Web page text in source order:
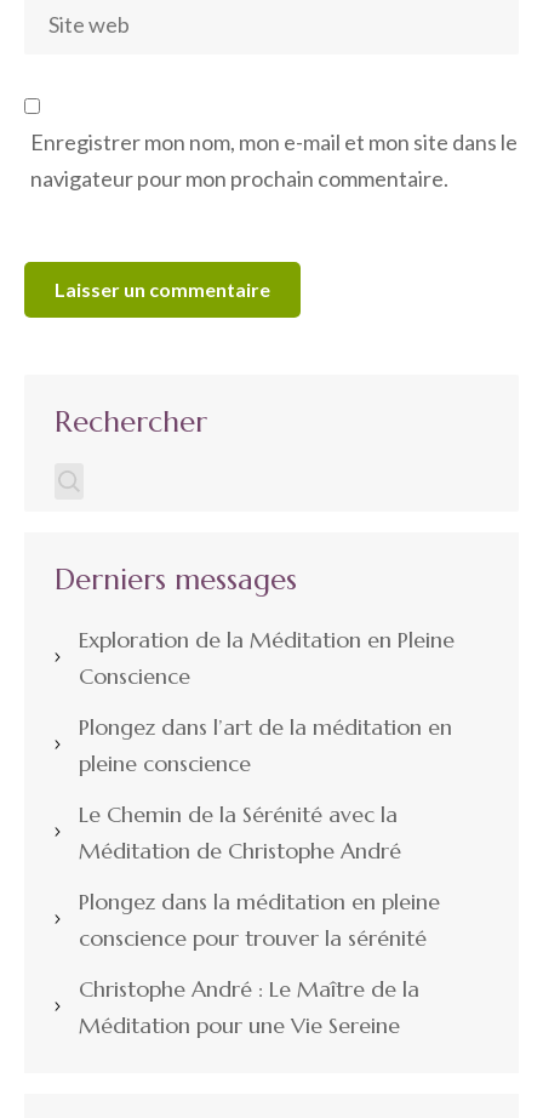
Enregistrer mon nom, mon e-mail et mon site dans le
navigateur pour mon prochain commentaire.
Rechercher
Derniers messages
Exploration de la Méditation en Pleine
Conscience
Plongez dans l’art de la méditation en
pleine conscience
Le Chemin de la Sérénité avec la
Méditation de Christophe André
Plongez dans la méditation en pleine
conscience pour trouver la sérénité
Christophe André : Le Maître de la
Méditation pour une Vie Sereine